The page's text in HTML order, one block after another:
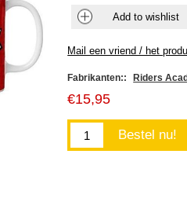
Fabrikanten:: Riders
€15,95